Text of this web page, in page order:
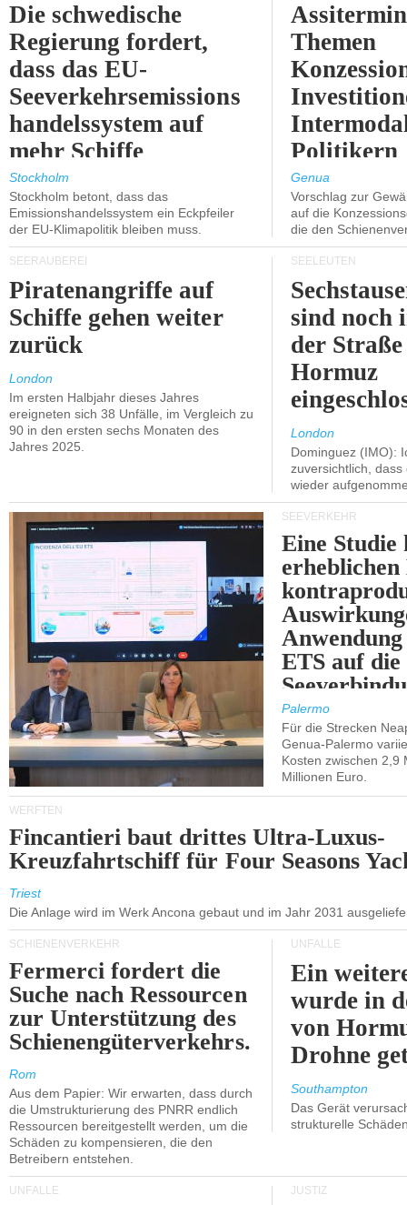
Die schwedische
Regierung fordert,
dass das EU-
Seeverkehrsemissions
handelssystem auf
mehr Schiffe
ausgeweitet wird.
Stockholm
Stockholm betont, dass das
Emissionshandelssystem ein Eckpfeiler
der EU-Klimapolitik bleiben muss.
Themen
Politikern
Genua
Vorschlag zur
auf die
die den
SEERÄUBEREI
Piratenangriffe auf
Schiffe gehen weiter
zurück
London
Im ersten Halbjahr dieses Jahres
ereigneten sich 38 Unfälle, im Vergleich zu
90 in den ersten sechs Monaten des
Jahres 2025.
SEELEUTEN
sind noch
der
Hormuz
London
Dominguez (IMO):
zuversichtlich,
wieder
SEEVERKEHR
Eine Studie
ETS auf die
Palermo
Für die Strecken
Genua-Palermo
Kosten zwischen 2,9
Millionen Euro.
WERFTEN
Fincantieri baut drittes Ultra-Luxus-
Kreuzfahrtschiff für Four Seasons
Triest
Die Anlage wird im Werk Ancona gebaut und im Jahr 2031
SCHIENENVERKEHR
Fermerci fordert die
Suche nach Ressourcen
zur Unterstützung des
Schienengüterverkehrs.
Rom
Aus dem Papier: Wir erwarten, dass durch
die Umstrukturierung des PNRR endlich
Ressourcen bereitgestellt werden, um die
Schäden zu kompensieren, die den
Betreibern entstehen.
UNFÄLLE
Ein
wurde in
von
Drohne
Southampton
Das Gerät
strukturelle
UNFÄLLE JUSTIZ